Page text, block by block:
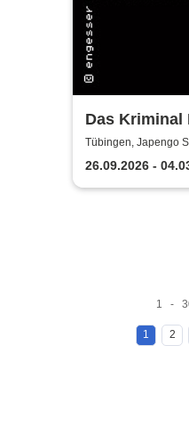
Das Kriminal
ermittelt
Tübingen, Japengo
26.09.2026 -
1 -
1 2